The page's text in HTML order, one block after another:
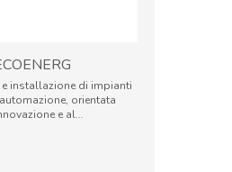
installazione di impianti
orientata
e al…